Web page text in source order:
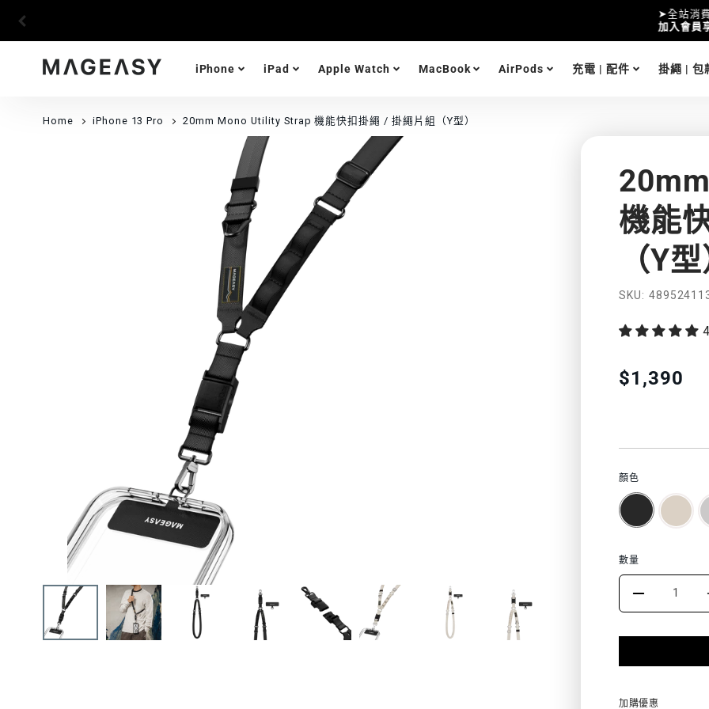
iPhone iPad Apple Watch MacBook AirPods 充電 | 配件 掛繩 | 包
Home iPhone 13 Pro 20mm Mono Utility Strap 機能快扣掛繩 / 掛繩片組（Y型）
機能
（Y型
功
能
特
SKU
Translation
missing:
$1,390
顏色
數量
FOR
20MM
加購優惠